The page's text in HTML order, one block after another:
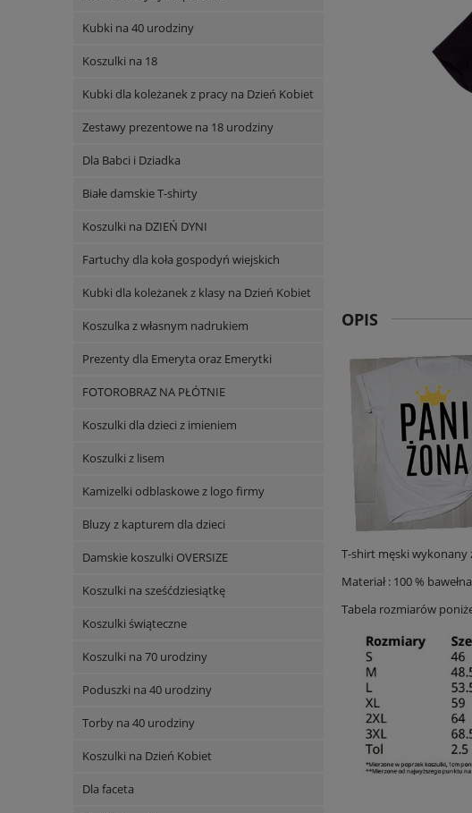
Kubki na 40 urodziny
Koszulki na 18
Kubki dla koleżanek z pracy na Dzień Kobiet
Zestawy prezentowe na 18 urodziny
Dla Babci i Dziadka
Białe damskie T-shirty
Koszulki na DZIEŃ DYNI
Fartuchy dla koła gospodyń wiejskich
Kubki dla koleżanek z klasy na Dzień Kobiet
Koszulka z własnym nadrukiem
Prezenty dla Emeryta oraz Emerytki
FOTOROBRAZ NA PŁÓTNIE
Koszulki dla dzieci z imieniem
Koszulki z lisem
Kamizelki odblaskowe z logo firmy
Bluzy z kapturem dla dzieci
Damskie koszulki OVERSIZE
Koszulki na sześćdziesiątkę
Koszulki świąteczne
Koszulki na 70 urodziny
Poduszki na 40 urodziny
Torby na 40 urodziny
Koszulki na Dzień Kobiet
Dla faceta
OPIS
T-shirt męski wykonany
Materiał : 100 %
Tabela rozmiarów